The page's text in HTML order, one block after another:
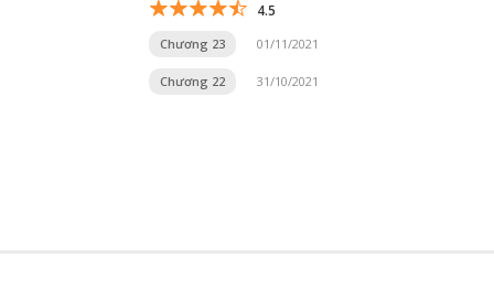
4.5
Chương 23 01/11/2021
Chương 22 31/10/2021